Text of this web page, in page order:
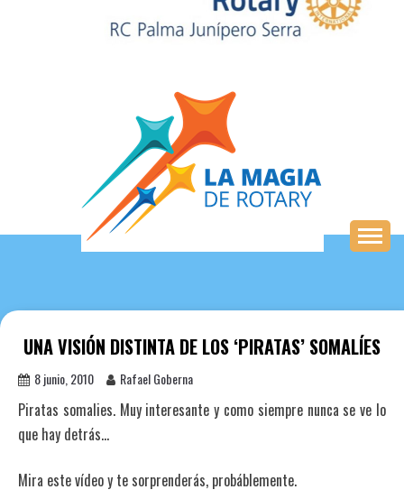
UNA VISIÓN DISTINTA DE LOS ‘PIRATAS’ SOMALÍES
8 junio, 2010 Rafael Goberna
Piratas somalies. Muy interesante y como siempre nunca se ve lo
que hay detrás…
Mira este vídeo y te sorprenderás, probáblemente.